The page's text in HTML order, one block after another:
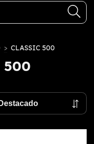
> CLASSIC 500
500